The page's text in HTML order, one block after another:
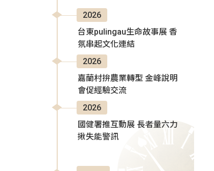
2026
台東pulingau生命故事展 香
氛串起文化連結
2026
嘉蘭村拚農業轉型 金峰說明
會促經驗交流
2026
國健署推互動展 長者量六力
揪失能警訊